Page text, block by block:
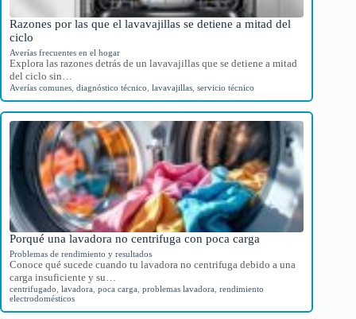
Razones por las que el lavavajillas se detiene a mitad del
ciclo
Averías frecuentes en el hogar
Explora las razones detrás de un lavavajillas que se detiene a mitad
del ciclo sin…
Averías comunes diagnóstico técnico lavavajillas servicio técnico
Porqué una lavadora no centrifuga con poca carga
Problemas de rendimiento y resultados
Conoce qué sucede cuando tu lavadora no centrifuga debido a una
carga insuficiente y su…
centrifugado lavadora poca carga problemas lavadora rendimiento
electrodomésticos